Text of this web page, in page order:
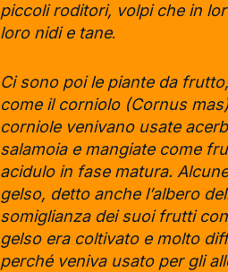
piccoli roditori, volpi che in
loro nidi e tane.
Ci sono poi le piante da
come il corniolo (Cornus
corniole venivano usate
salamoia e mangiate come
acidulo in fase matura.
gelso, detto anche l’albero
somiglianza dei suoi frutti
gelso era coltivato e molto
perché veniva usato per gli